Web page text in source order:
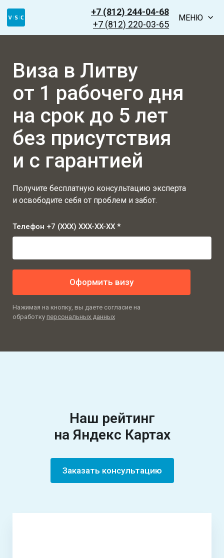
+7 (812) 244-04-68
+7 (812) 220-03-65
МЕНЮ
Виза в Литву
от 1 рабочего дня
на срок до 5 лет
без присутствия
и с гарантией
Получите бесплатную консультацию эксперта
и освободите себя от проблем и забот.
Телефон +7 (XXX) XXX-XX-XX *
Оформить визу
Нажимая на кнопку, вы даете согласие на
обработку персональных данных
Наш рейтинг
на Яндекс Картах
Заказать консультацию